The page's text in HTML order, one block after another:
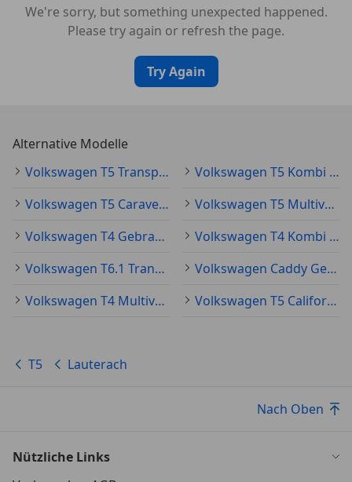
We're sorry, but something unexpected happened.
Please try again or refresh the page.
Try Again
Alternative Modelle
Volkswagen T5 Transporter Gebraucht
Volkswagen T5 Kombi Gebraucht
Volkswagen T5 Caravelle Gebraucht
Volkswagen T5 Multivan Gebraucht
Volkswagen T4 Gebraucht
Volkswagen T4 Kombi Gebraucht
Volkswagen T6.1 Transporter Gebraucht
Volkswagen Caddy Gebraucht
Volkswagen T4 Multivan Gebraucht
Volkswagen T5 California Gebraucht
T5 Lauterach
Nach Oben
Nützliche Links